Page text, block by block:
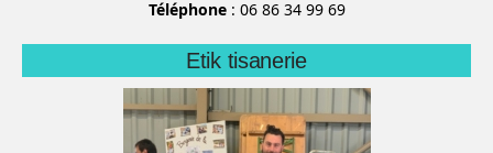
Téléphone: 06 86 34 99 69
Etik tisanerie